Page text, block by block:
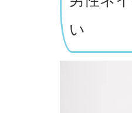
い